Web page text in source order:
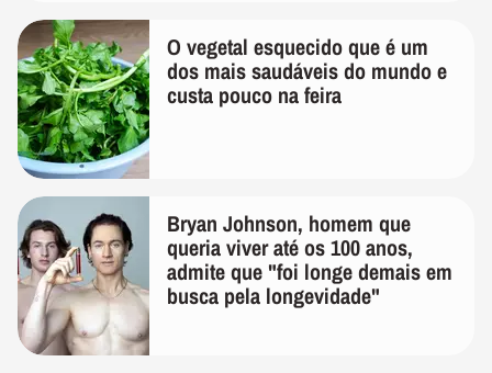
O vegetal esquecido que é um
dos mais saudáveis do mundo e
custa pouco na feira
Bryan Johnson, homem que
queria viver até os 100 anos,
admite que "foi longe demais em
busca pela longevidade"